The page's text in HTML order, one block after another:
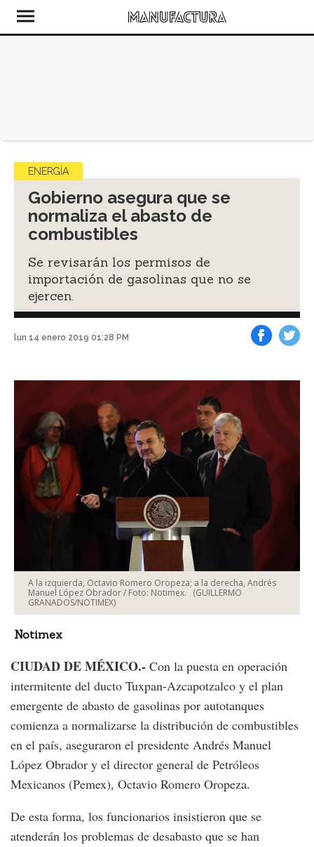
ENERGÍA
Gobierno asegura que se
normaliza el abasto de
combustibles
Se revisarán los permisos de
importación de gasolinas que no se
ejercen.
lun 14 enero 2019 01:28 PM
A la izquierda, Octavio Romero Oropeza; a la derecha, Andrés
Manuel López Obrador / Foto: Notimex.
(GUILLERMO
GRANADOS/NOTIMEX)
Notimex
CIUDAD DE MÉXICO.- Con la puesta en operación
intermitente del ducto Tuxpan-Azcapotzalco y el plan
emergente de abasto de gasolinas por autotanques
comienza a normalizarse la distribución de combustibles
en el país, aseguraron el presidente Andrés Manuel
López Obrador y el director general de Petróleos
Mexicanos (Pemex), Octavio Romero Oropeza.
De esta forma, los funcionarios insistieron que se
atenderán los problemas de desabasto que se han